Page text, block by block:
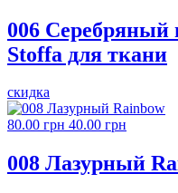
006 Серебряный
Stoffa для ткани
скидка
80.00 грн 40.00 грн
008 Лазурный